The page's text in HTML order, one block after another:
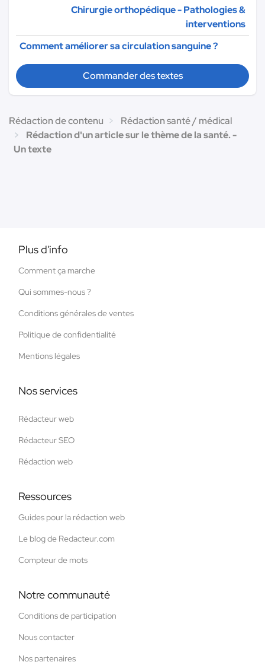
Chirurgie orthopédique - Pathologies &
interventions
Comment améliorer sa circulation sanguine ?
Commander des textes
Rédaction de contenu
Rédaction santé / médical
Rédaction d'un article sur le thème de la santé. -
Un texte
Plus d'info
Comment ça marche
Qui sommes-nous ?
Conditions générales de ventes
Politique de confidentialité
Mentions légales
Nos services
Rédacteur web
Rédacteur SEO
Rédaction web
Ressources
Guides pour la rédaction web
Le blog de Redacteur.com
Compteur de mots
Notre communauté
Conditions de participation
Nous contacter
Nos partenaires